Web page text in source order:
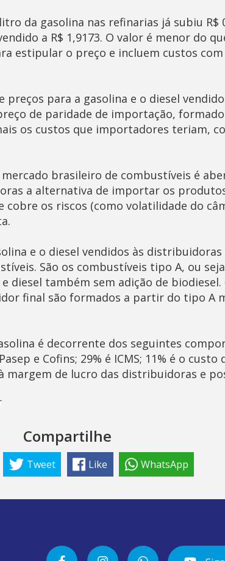
da gasolina nas refinarias já subiu R$
a R$ 1,9173. O valor é menor do
estipular o preço e incluem custos
para a gasolina e o diesel
de paridade de importação,
os custos que importadores teriam,
mercado brasileiro de combustíveis é
a alternativa de importar os
cobre os riscos (como volatilidade do
e o diesel vendidos às
São os combustíveis tipo A, ou
diesel também sem adição de
final são formados a partir do tipo A
é decorrente dos seguintes
e Cofins; 29% é ICMS; 11% é o
margem de lucro das distribuidoras e
Compartilhe
Tweet Like WhatsApp